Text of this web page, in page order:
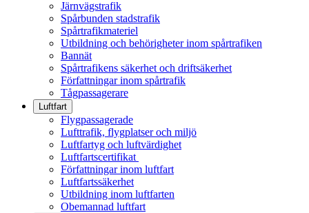
Järnvägstrafik
Spårbunden stadstrafik
Spårtrafikmateriel
Utbildning och behörigheter inom spårtrafiken
Bannät
Spårtrafikens säkerhet och driftsäkerhet
Författningar inom spårtrafik
Tågpassagerare
Luftfart
Flygpassagerade
Lufttrafik, flygplatser och miljö
Luftfartyg och luftvärdighet
Luftfartscertifikat
Författningar inom luftfart
Luftfartssäkerhet
Utbildning inom luftfarten
Obemannad luftfart